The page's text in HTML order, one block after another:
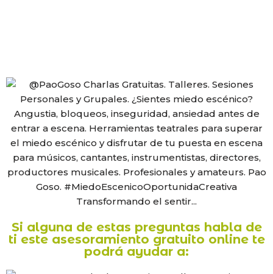
Si alguna de estas preguntas habla de
ti este asesoramiento gratuito online te
podrá ayudar a: